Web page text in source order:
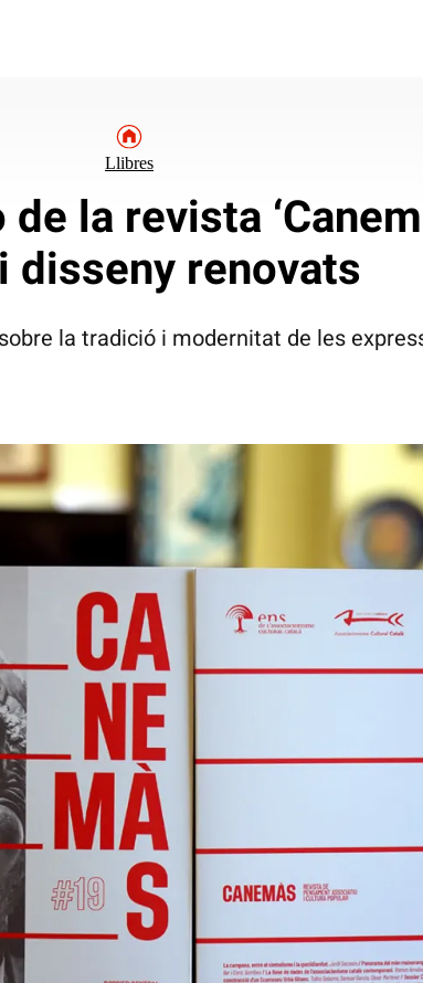
Llibres
la revista
disseny renovats
la tradició i modernitat de les